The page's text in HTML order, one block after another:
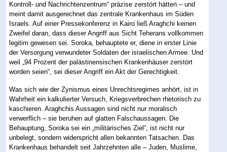
Kontroll- und Nachrichtenzentrum“ präzise zerstört hätten – und
meint damit ausgerechnet das zentrale Krankenhaus im Süden
Israels. Auf einer Pressekonferenz in Kairo ließ Araghchi keinen
Zweifel daran, dass dieser Angriff aus Sicht Teherans vollkommen
legitim gewesen sei. Soroka, behauptete er, diene in erster Linie
der Versorgung verwundeter Soldaten der israelischen Armee. Und
weil „94 Prozent der palästinensischen Krankenhäuser zerstört
worden seien“, sei dieser Angriff ein Akt der Gerechtigkeit.
Was sich wie der Zynismus eines Unrechtsregimes anhört, ist in
Wahrheit ein kalkulierter Versuch, Kriegsverbrechen rhetorisch zu
kaschieren. Araghchis Aussagen sind nicht nur moralisch
verwerflich – sie beruhen auf glatten Falschaussagen. Die
Behauptung, Soroka sei ein „militärisches Ziel“, ist nicht nur
unbelegt, sondern widerspricht allen bekannten Tatsachen. Das
Krankenhaus behandelt seit Jahrzehnten alle – Juden, Muslime,